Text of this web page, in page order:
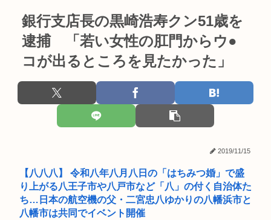
靖国神社、自衛官以外の軍服を禁止「コスプレは英霊を侮辱」
【なにわ大阪】「こりゃひどいですね…」 花火大会の翌朝、河
川敷に...
さもしい熊本県民「食事、ベッド、エアコン」を政府に切望。
靖国神社、軍服コスプレでの参拝を禁止へ
で現状維...
男の娘まんさん「男水着チャレンジしてみた」 エ口過ぎると話
題に
夏休みの小学生「よっしゃ、宅飲みするぞ！！」→コーラ,ミ
ガキ「これインターネット老人会じゃんwww」ぼく「どれど
娘が作った大鍋の豚汁を嫁が勝手に外へ出した。家族全員で何
京大付属医の医療ミスこわすぎるな
夏休みのイオンモール、おぱーいを強調した薄着の女子小中学
銀行支店長の黒崎浩寿クン51歳を
逮捕 「若い女性の肛門からウ●
コが出るところを見たかった」
2019/11/15
【八八八】 令和八年八月八日の「はちみつ婚」で盛
り上がる八王子市や八戸市など「八」の付く自治体た
ち…日本の航空機の父・二宮忠八ゆかりの八幡浜市と
八幡市は共同でイベント開催